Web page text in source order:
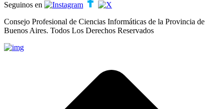
Seguinos en
Consejo Profesional de Ciencias Informáticas de la Provincia de
Buenos Aires. Todos Los Derechos Reservados